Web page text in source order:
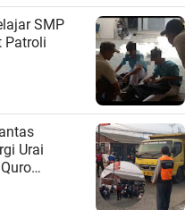
SMP
Patroli
Urai